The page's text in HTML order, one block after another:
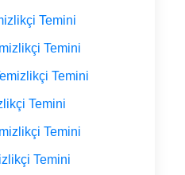
Temini
Temini
Temini
Temini
Temini
Temini